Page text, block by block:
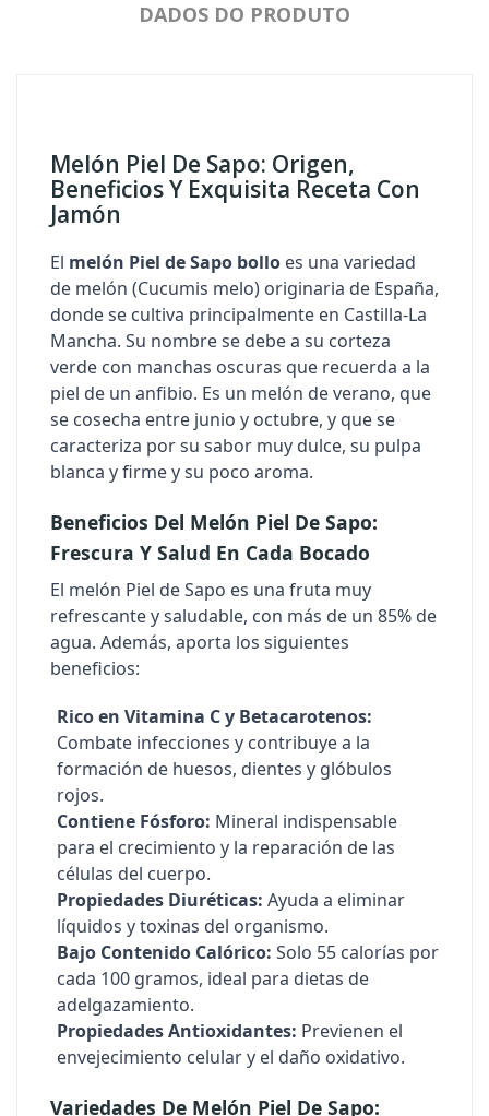
DADOS DO PRODUTO
Melón Piel De Sapo: Origen,
Beneficios Y Exquisita Receta Con
Jamón
El melón Piel de Sapo bollo es una variedad
de melón (Cucumis melo) originaria de España,
donde se cultiva principalmente en Castilla-La
Mancha. Su nombre se debe a su corteza
verde con manchas oscuras que recuerda a la
piel de un anfibio. Es un melón de verano, que
se cosecha entre junio y octubre, y que se
caracteriza por su sabor muy dulce, su pulpa
blanca y firme y su poco aroma.
Beneficios Del Melón Piel De Sapo:
Frescura Y Salud En Cada Bocado
El melón Piel de Sapo es una fruta muy
refrescante y saludable, con más de un 85% de
agua. Además, aporta los siguientes
beneficios:
Rico en Vitamina C y Betacarotenos:
Combate infecciones y contribuye a la
formación de huesos, dientes y glóbulos
rojos.
Contiene Fósforo: Mineral indispensable
para el crecimiento y la reparación de las
células del cuerpo.
Propiedades Diuréticas: Ayuda a eliminar
líquidos y toxinas del organismo.
Bajo Contenido Calórico: Solo 55 calorías por
cada 100 gramos, ideal para dietas de
adelgazamiento.
Propiedades Antioxidantes: Previenen el
envejecimiento celular y el daño oxidativo.
Variedades De Melón Piel De Sapo: